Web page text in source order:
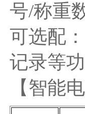
号/称重
可选配
记录等
【智能